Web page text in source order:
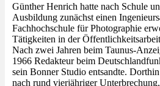
Günther Henrich hatte nach Schule
Ausbildung zunächst einen
Fachhochschule für Photographie
Tätigkeiten in der
Nach zwei Jahren beim Taunus-
1966 Redakteur beim
sein Bonner Studio entsandte.
nach rund vierjähriger